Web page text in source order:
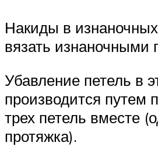
Накиды в
вязать изнаночными
Убавление петель в
производится путем
трех петель вместе
протяжка).